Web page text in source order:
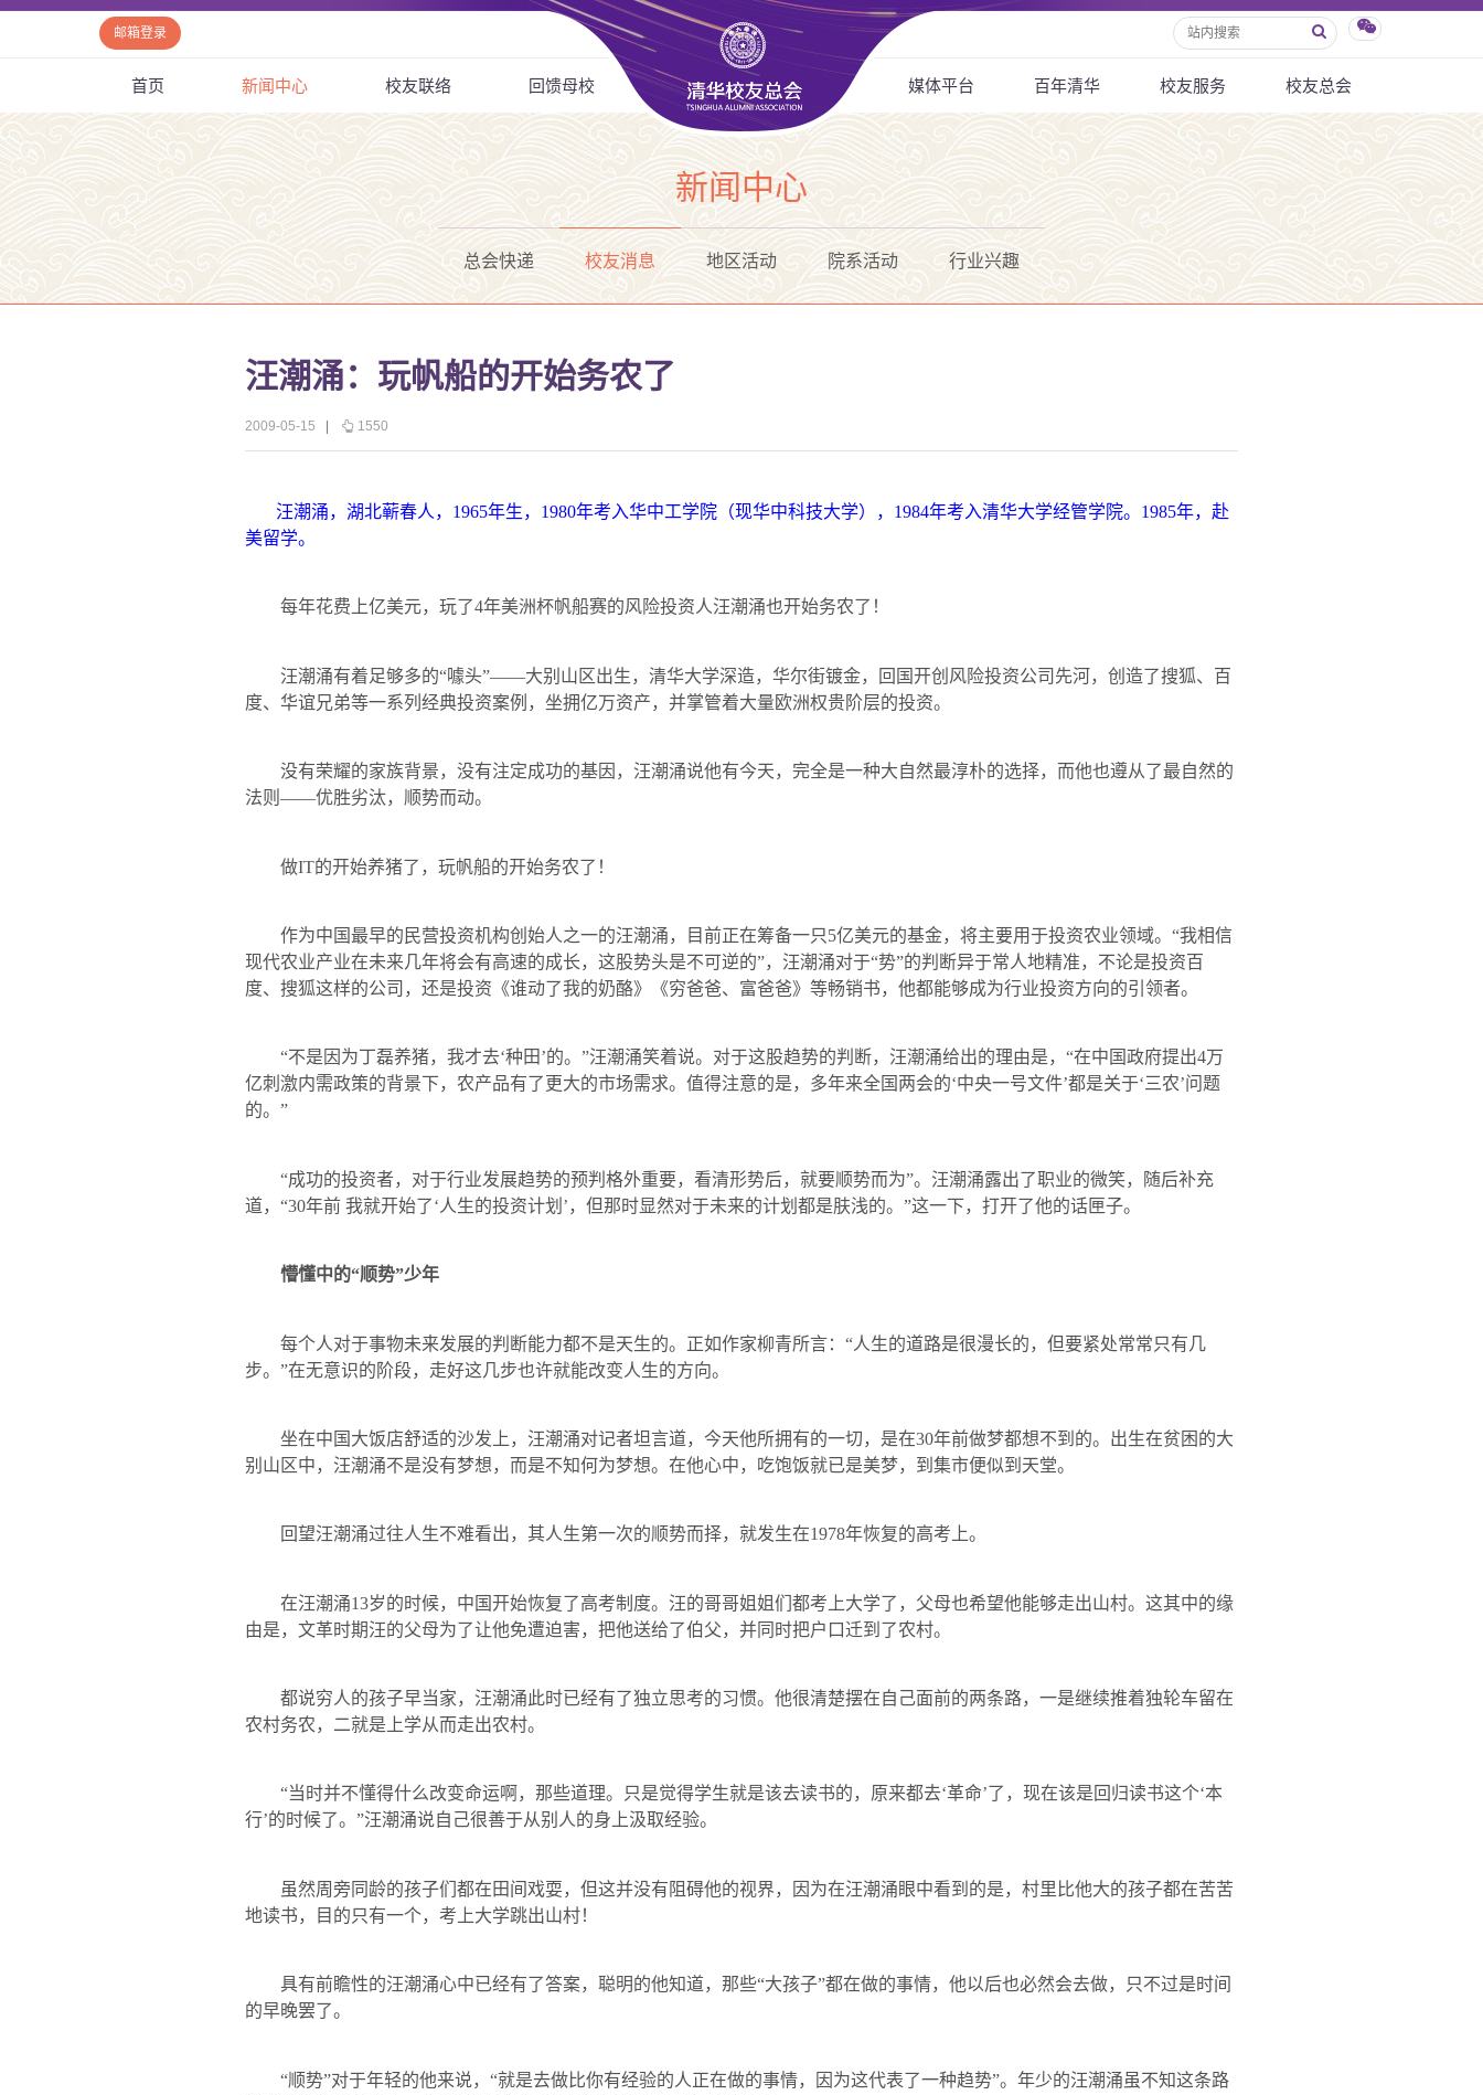
邮箱登录
首页 新闻中心 校友联络 回馈母校 媒体平台 百年清华 校友服务 校友总会
新闻中心
总会快递 校友消息 地区活动 院系活动 行业兴趣
汪潮涌：玩帆船的开始务农了
2009-05-15 1550
汪潮涌，湖北蕲春人， 1965年生， 1980年考入华中工学院（现华中科技大学）， 1984年考入清华大学经管学院。 1985年，赴
美留学。
每年花费上亿美元，玩了4年美洲杯帆船赛的风险投资人汪潮涌也开始务农了！
汪潮涌有着足够多的“噱头”——大别山区出生，清华大学深造，华尔街镀金，回国开创风险投资公司先河，创造了搜狐、百
度、华谊兄弟等一系列经典投资案例，坐拥亿万资产，并掌管着大量欧洲权贵阶层的投资。
没有荣耀的家族背景，没有注定成功的基因，汪潮涌说他有今天，完全是一种大自然最淳朴的选择，而他也遵从了最自然的
法则——优胜劣汰，顺势而动。
做IT的开始养猪了，玩帆船的开始务农了！
作为中国最早的民营投资机构创始人之一的汪潮涌，目前正在筹备一只5亿美元的基金，将主要用于投资农业领域。“我相信
现代农业产业在未来几年将会有高速的成长，这股势头是不可逆的”，汪潮涌对于“势”的判断异于常人地精准，不论是投资百
度、搜狐这样的公司，还是投资《谁动了我的奶酪》《穷爸爸、富爸爸》等畅销书，他都能够成为行业投资方向的引领者。
“不是因为丁磊养猪，我才去‘种田’的。”汪潮涌笑着说。对于这股趋势的判断，汪潮涌给出的理由是，“在中国政府提出4万
亿刺激内需政策的背景下，农产品有了更大的市场需求。值得注意的是，多年来全国两会的‘中央一号文件’都是关于‘三农’问题
的。”
“成功的投资者，对于行业发展趋势的预判格外重要，看清形势后，就要顺势而为”。汪潮涌露出了职业的微笑，随后补充
道，“30年前 我就开始了‘人生的投资计划’，但那时显然对于未来的计划都是肤浅的。”这一下，打开了他的话匣子。
懵懂中的“顺势”少年
每个人对于事物未来发展的判断能力都不是天生的。正如作家柳青所言：“人生的道路是很漫长的，但要紧处常常只有几
步。”在无意识的阶段，走好这几步也许就能改变人生的方向。
坐在中国大饭店舒适的沙发上，汪潮涌对记者坦言道，今天他所拥有的一切，是在30年前做梦都想不到的。出生在贫困的大
别山区中，汪潮涌不是没有梦想，而是不知何为梦想。在他心中，吃饱饭就已是美梦，到集市便似到天堂。
回望汪潮涌过往人生不难看出，其人生第一次的顺势而择，就发生在1978年恢复的高考上。
在汪潮涌13岁的时候，中国开始恢复了高考制度。汪的哥哥姐姐们都考上大学了，父母也希望他能够走出山村。这其中的缘
由是，文革时期汪的父母为了让他免遭迫害，把他送给了伯父，并同时把户口迁到了农村。
都说穷人的孩子早当家，汪潮涌此时已经有了独立思考的习惯。他很清楚摆在自己面前的两条路，一是继续推着独轮车留在
农村务农，二就是上学从而走出农村。
“当时并不懂得什么改变命运啊，那些道理。只是觉得学生就是该去读书的，原来都去‘革命’了，现在该是回归读书这个‘本
行’的时候了。”汪潮涌说自己很善于从别人的身上汲取经验。
虽然周旁同龄的孩子们都在田间戏耍，但这并没有阻碍他的视界，因为在汪潮涌眼中看到的是，村里比他大的孩子都在苦苦
地读书，目的只有一个，考上大学跳出山村！
具有前瞻性的汪潮涌心中已经有了答案，聪明的他知道，那些“大孩子”都在做的事情，他以后也必然会去做，只不过是时间
的早晚罢了。
“顺势”对于年轻的他来说，“就是去做比你有经验的人正在做的事情，因为这代表了一种趋势”。年少的汪潮涌虽不知这条路